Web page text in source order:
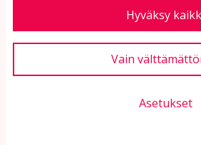
Hyväksy
Vain
Asetukset
Evästeasetukset
Verkkosivusto luotu